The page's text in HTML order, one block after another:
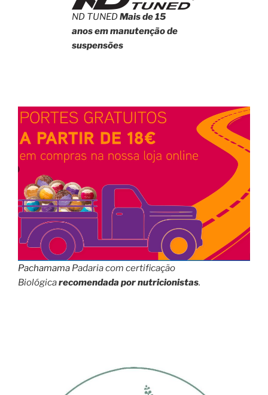
ND TUNEDMais de 15
anos em manutenção de
suspensões
Pachamama Padaria com certificação
Biológicarecomendada por nutricionistas.